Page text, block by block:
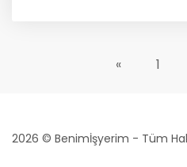
« 1
2026 © Benimİşyerim - Tüm